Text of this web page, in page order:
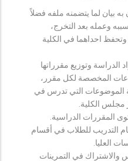
لما يتضمنه ملفه فضلاً
وعمله بعد التخرج،
احداهما في الكلية
الدراسة وتوزيع مقرراتها
المخصصة لكل مقرر،
الموضوعات التي تدرس في
مجلس الكلية.
المقررات الدراسية.
التدريب للطلاب في أقسام
العليا.
والاشتراك في التمرينات